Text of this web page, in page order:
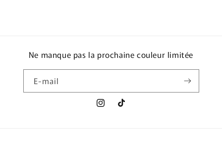
Ne manque pas la prochaine couleur limitée
E-mail
InstagramTikTok